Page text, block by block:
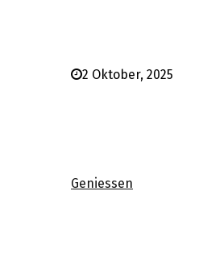
2 Oktober, 2025
Geniessen